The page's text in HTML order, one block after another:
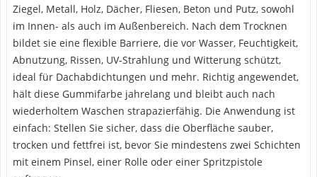
Ziegel, Metall, Holz, Dächer, Fliesen, Beton und Putz, sowohl
im Innen- als auch im Außenbereich. Nach dem Trocknen
bildet sie eine flexible Barriere, die vor Wasser, Feuchtigkeit,
Abnutzung, Rissen, UV-Strahlung und Witterung schützt,
ideal für Dachabdichtungen und mehr. Richtig angewendet,
hält diese Gummifarbe jahrelang und bleibt auch nach
wiederholtem Waschen strapazierfähig. Die Anwendung ist
einfach: Stellen Sie sicher, dass die Oberfläche sauber,
trocken und fettfrei ist, bevor Sie mindestens zwei Schichten
mit einem Pinsel, einer Rolle oder einer Spritzpistole